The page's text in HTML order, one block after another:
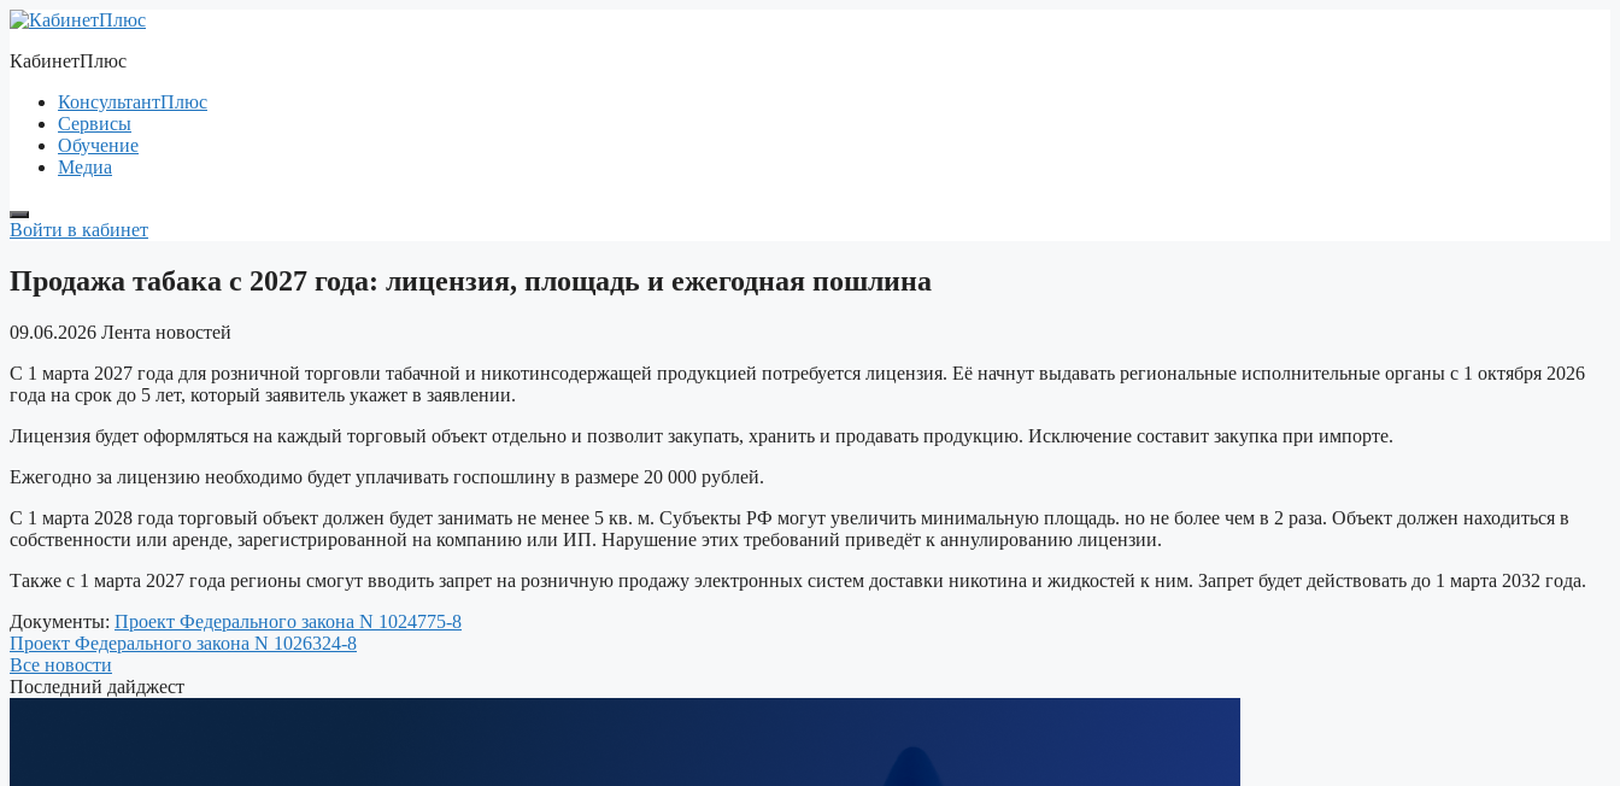
Перейти
содержимому
КабинетПлюс
КонсультантПлюс
Сервисы
Обучение
Медиа
Войти в кабинет
Продажа табака с 2027 года: лицензия, площадь и ежегодная пошлина
09.06.2026 Лента новостей
С 1 марта 2027 года для розничной торговли табачной и никотинсодержащей продукцией потребуется лицензия. Её начнут выдавать региональные исполнительные органы с 1 октября 2026
года на срок до 5 лет, который заявитель укажет в заявлении.
Лицензия будет оформляться на каждый торговый объект отдельно и позволит закупать, хранить и продавать продукцию. Исключение составит закупка при импорте.
Ежегодно за лицензию необходимо будет уплачивать госпошлину в размере 20 000 рублей.
С 1 марта 2028 года торговый объект должен будет занимать не менее 5 кв. м. Субъекты РФ могут увеличить минимальную площадь. но не более чем в 2 раза. Объект должен находиться в
собственности или аренде, зарегистрированной на компанию или ИП. Нарушение этих требований приведёт к аннулированию лицензии.
Также с 1 марта 2027 года регионы смогут вводить запрет на розничную продажу электронных систем доставки никотина и жидкостей к ним. Запрет будет действовать до 1 марта 2032 года.
Документы: Проект Федерального закона N 1024775-8
Проект Федерального закона N 1026324-8
Все новости
Последний дайджест